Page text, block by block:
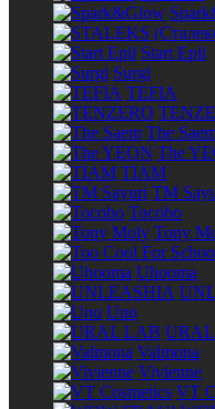
Start Epil
Surgi
TEFIA
The
The
TIAM
TM
Tocobo
Tony
Uhooma
Uno
Valmona
Vivienne
VT